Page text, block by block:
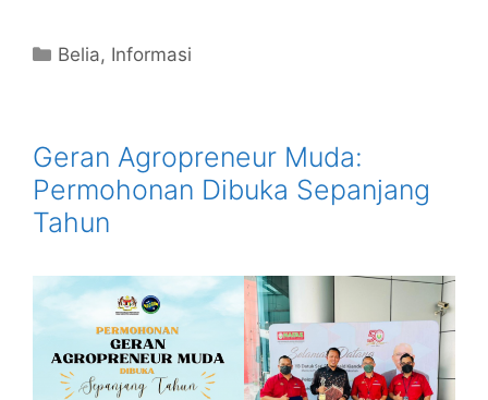
Categories
Belia, Informasi
Geran Agropreneur Muda:
Permohonan Dibuka Sepanjang
Tahun